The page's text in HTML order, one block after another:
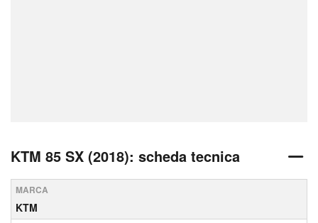
KTM 85 SX (2018): scheda tecnica
MARCA
KTM